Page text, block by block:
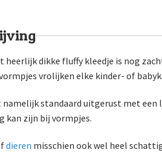
dikke fluffy kleedje is nog
vrolijken elke kinder- of
namelijk standaard uitgerust met
kan zijn bij vormpjes.
dieren misschien ook wel heel